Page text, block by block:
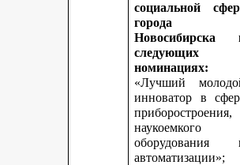
социальной
города
Новосибирска
следующих
номинациях:
«Лучший
инноватор в
приборостроения,
наукоемкого
оборудования
автоматизации»;